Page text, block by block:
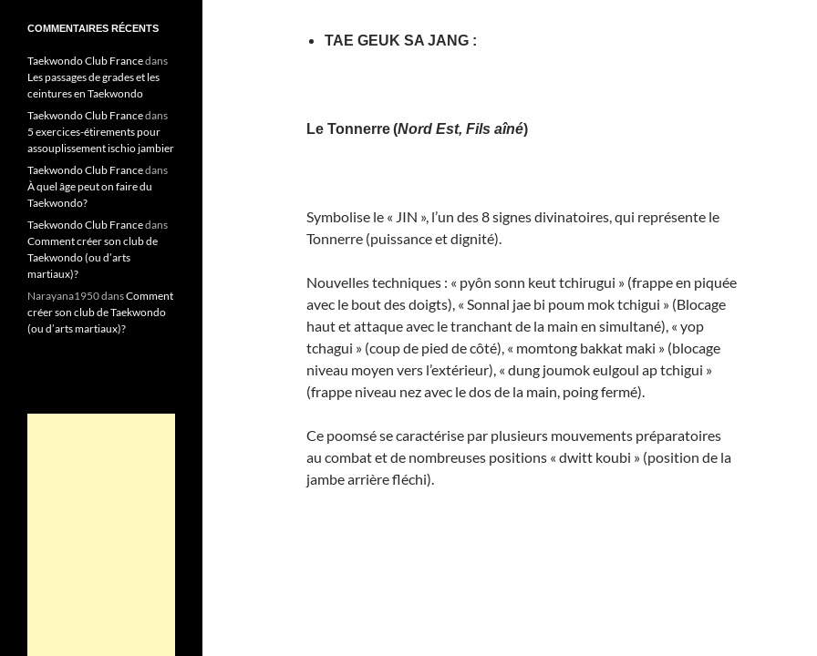
TAE GEUK SA JANG :
Le Tonnerre(Nord Est, Fils aîné)
Symbolise le « JIN », l’un des 8 signes divinatoires, qui représente le
Tonnerre (puissance et dignité).
Nouvelles techniques : « pyôn sonn keut tchirugui » (frappe en piquée
avec le bout des doigts), « Sonnal jae bi poum mok tchigui » (Blocage
haut et attaque avec le tranchant de la main en simultané), « yop
tchagui » (coup de pied de côté), « momtong bakkat maki » (blocage
niveau moyen vers l’extérieur), « dung joumok eulgoul ap tchigui »
(frappe niveau nez avec le dos de la main, poing fermé).
Ce poomsé se caractérise par plusieurs mouvements préparatoires
au combat et de nombreuses positions « dwitt koubi » (position de la
jambe arrière fléchi).
COMMENTAIRES RÉCENTS
Taekwondo Club Francedans
Les passages de grades et les
ceintures en Taekwondo
Taekwondo Club Francedans
5 exercices-étirements pour
assouplissement ischio jambier
Taekwondo Club Francedans
À quel âge peut on faire du
Taekwondo?
Taekwondo Club Francedans
Comment créer son club de
Taekwondo (ou d’arts
martiaux)?
Narayana1950dansComment
créer son club de Taekwondo
(ou d’arts martiaux)?